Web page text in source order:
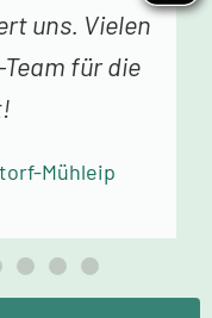
uns. Vielen
für die
Mühleip